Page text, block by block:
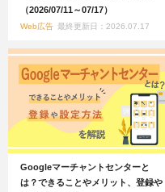
（2026/07/11～07/17）
Web広告 最終更新日：2026.07.17
Googleマーチャントセンターと
は？できることやメリット、登録や